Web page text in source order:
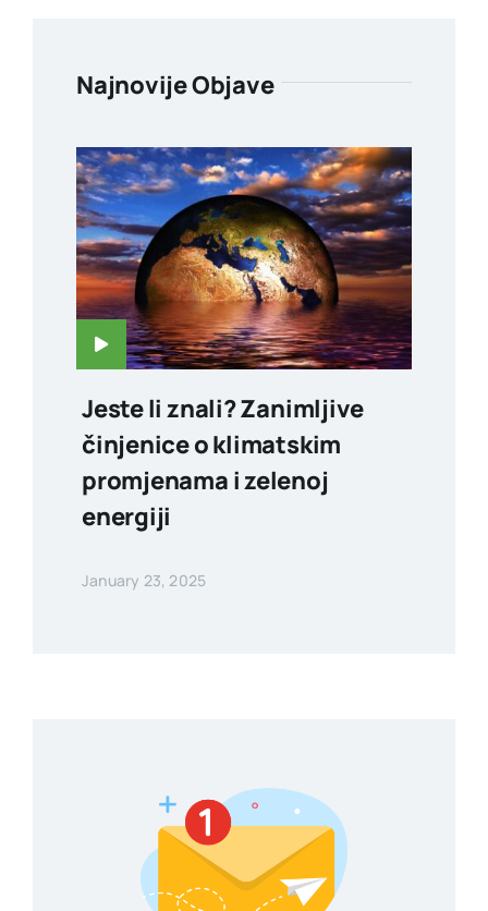
Najnovije Objave
Jeste li znali? Zanimljive
činjenice o klimatskim
promjenama i zelenoj
energiji
January 23, 2025